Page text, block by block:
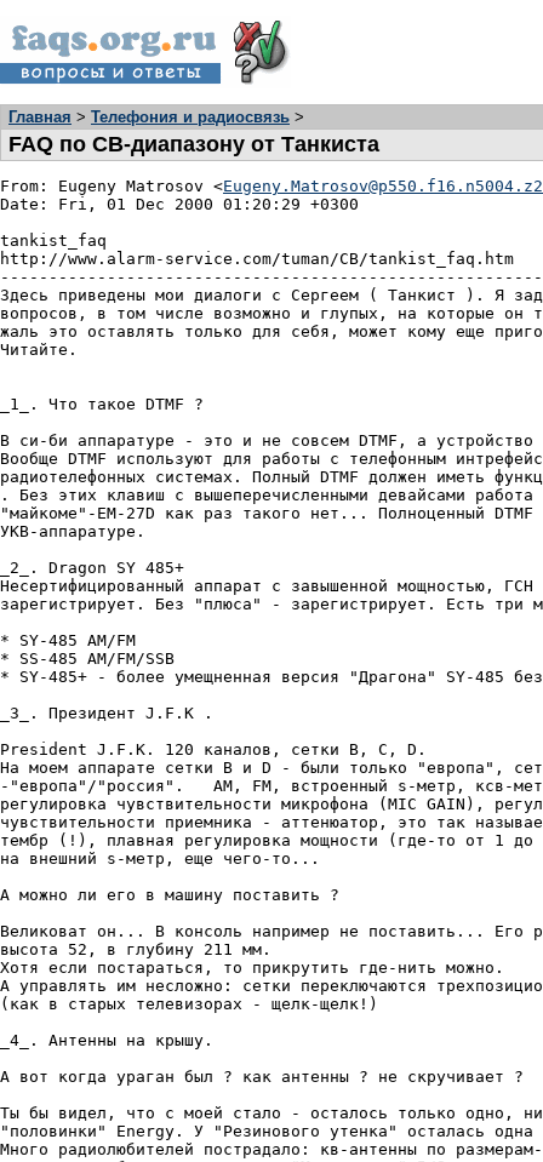
Главная > Телефония и радиосвязь >
FAQ по CB-диапазону от Танкиста
From: Eugeny Matrosov <